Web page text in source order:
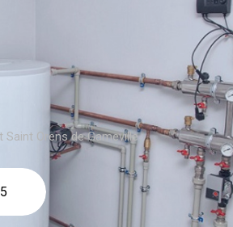
Orens de Gameville